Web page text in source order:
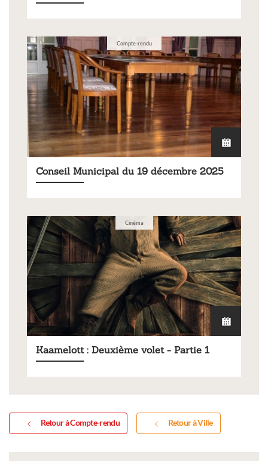
Compte-rendu
Conseil Municipal du 19 décembre 2025
Cinéma
Kaamelott : Deuxième volet - Partie 1
Retour à Compte-rendu Retour à Ville